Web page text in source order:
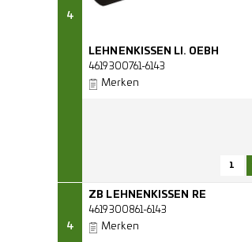
4
LEHNENKISSEN LI. OEBH
4619300761-6143
Merken
4
ZB LEHNENKISSEN RE
4619300861-6143
Merken